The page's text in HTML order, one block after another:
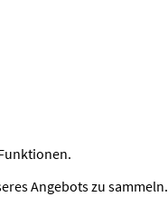
Angebots zu